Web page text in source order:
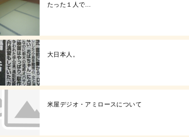
たった１人で…
大日本人。
米屋デジオ・アミロースについて